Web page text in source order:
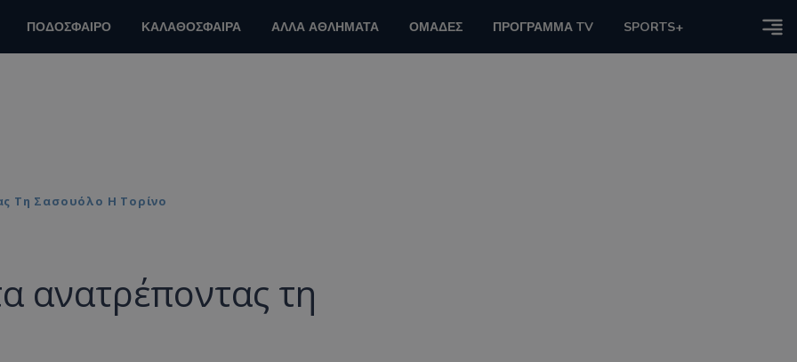
ΠΟΔΟΣΦΑΙΡΟ ΚΑΛΑΘΟΣΦΑΙΡΑ ΑΛΛΑ ΑΘΛΗΜΑΤΑ ΟΜΑΔΕΣ ΠΡΟΓΡΑΜΜΑ TV SPORTS+
Τη Σασουόλο Η Τορίνο
ανατρέποντας τη